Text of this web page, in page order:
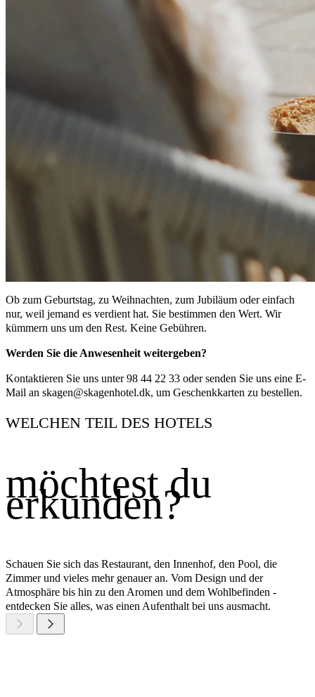
Ob zum Geburtstag, zu Weihnachten, zum Jubiläum oder einfach
nur, weil jemand es verdient hat. Sie bestimmen den Wert. Wir
kümmern uns um den Rest. Keine Gebühren.
Werden Sie die Anwesenheit weitergeben?
Kontaktieren Sie uns unter 98 44 22 33 oder senden Sie uns eine E-
Mail an skagen@skagenhotel.dk, um Geschenkkarten zu bestellen.
WELCHEN TEIL DES HOTELS
möchtest du
erkunden?
Schauen Sie sich das Restaurant, den Innenhof, den Pool, die
Zimmer und vieles mehr genauer an. Vom Design und der
Atmosphäre bis hin zu den Aromen und dem Wohlbefinden -
entdecken Sie alles, was einen Aufenthalt bei uns ausmacht.